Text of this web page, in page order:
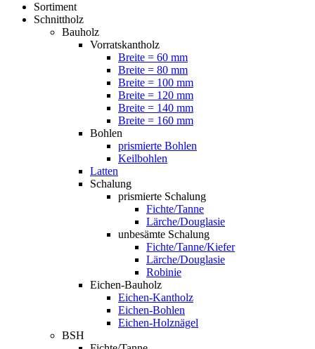
Sortiment
Schnittholz
Bauholz
Vorratskantholz
Breite = 60 mm
Breite = 80 mm
Breite = 100 mm
Breite = 120 mm
Breite = 140 mm
Breite = 160 mm
Bohlen
prismierte Bohlen
Keilbohlen
Latten
Schalung
prismierte Schalung
Fichte/Tanne
Lärche/Douglasie
unbesämte Schalung
Fichte/Tanne/Kiefer
Lärche/Douglasie
Robinie
Eichen-Bauholz
Eichen-Kantholz
Eichen-Bohlen
Eichen-Holznägel
BSH